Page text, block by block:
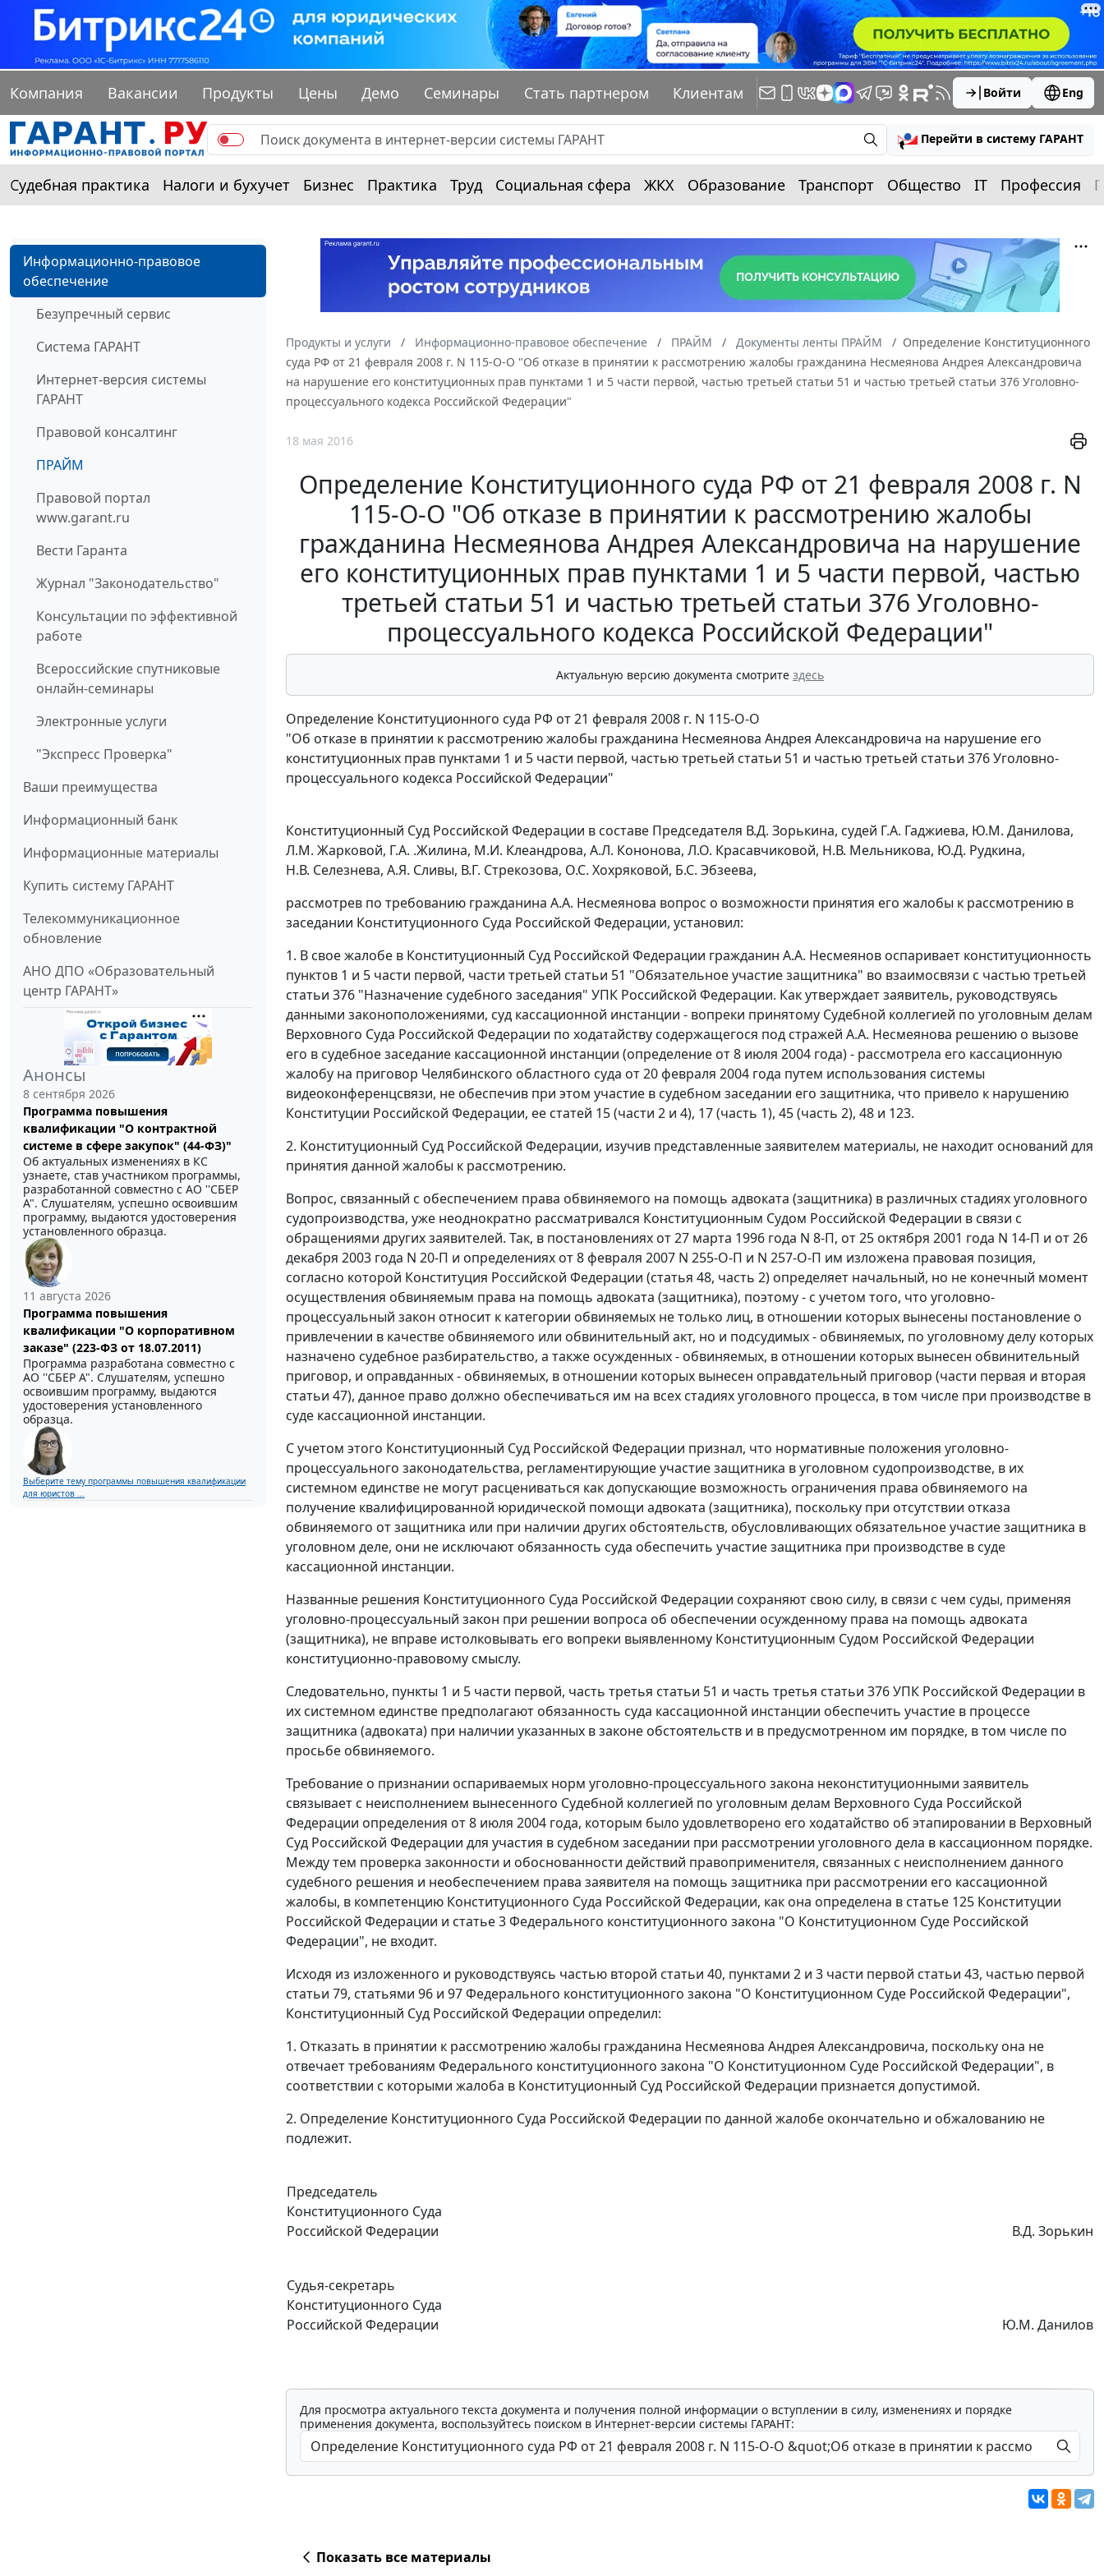
Компания Вакансии Продукты Цены Демо Семинары Стать партнером Клиентам Войти Eng
Перейти в систему ГАРАНТ
Судебная практика Налоги и бухучет Бизнес Практика Труд Социальная сфера ЖКХ Образование Транспорт Общество IT Профессия
Информационно-правовое
обеспечение
Безупречный сервис
Система ГАРАНТ
Интернет-версия системы
ГАРАНТ
Правовой консалтинг
ПРАЙМ
Правовой портал
www.garant.ru
Вести Гаранта
Журнал "Законодательство"
Консультации по эффективной
работе
Всероссийские спутниковые
онлайн-семинары
Электронные услуги
"Экспресс Проверка"
Ваши преимущества
Информационный банк
Информационные материалы
Купить систему ГАРАНТ
Телекоммуникационное
обновление
АНО ДПО «Образовательный
центр ГАРАНТ»
Анонсы
8 сентября 2026
Программа повышения
квалификации "О контрактной
системе в сфере закупок" (44-ФЗ)"
Об актуальных изменениях в КС
узнаете, став участником программы,
разработанной совместно с АО ''СБЕР
А". Слушателям, успешно освоившим
программу, выдаются удостоверения
установленного образца.
11 августа 2026
Программа повышения
квалификации "О корпоративном
заказе" (223-ФЗ от 18.07.2011)
Программа разработана совместно с
АО ''СБЕР А". Слушателям, успешно
освоившим программу, выдаются
удостоверения установленного
образца.
Выберите тему программы повышения квалификации
для юристов ...
Продукты и услуги Информационно-правовое обеспечение ПРАЙМ Документы ленты ПРАЙМ
Определение Конституционного
суда РФ от 21 февраля 2008 г. N 115-О-О "Об отказе в принятии к рассмотрению жалобы гражданина Несмеянова Андрея Александровича
на нарушение его конституционных прав пунктами 1 и 5 части первой, частью третьей статьи 51 и частью третьей статьи 376 Уголовно-
процессуального кодекса Российской Федерации"
18 мая 2016
Определение Конституционного суда РФ от 21 февраля 2008 г. N
115-О-О "Об отказе в принятии к рассмотрению жалобы
гражданина Несмеянова Андрея Александровича на нарушение
его конституционных прав пунктами 1 и 5 части первой, частью
третьей статьи 51 и частью третьей статьи 376 Уголовно-
процессуального кодекса Российской Федерации"
Актуальную версию документа смотрите здесь
Определение Конституционного суда РФ от 21 февраля 2008 г. N 115-О-О
"Об отказе в принятии к рассмотрению жалобы гражданина Несмеянова Андрея Александровича на нарушение его
конституционных прав пунктами 1 и 5 части первой, частью третьей статьи 51 и частью третьей статьи 376 Уголовно-
процессуального кодекса Российской Федерации"
Конституционный Суд Российской Федерации в составе Председателя В.Д. Зорькина, судей Г.А. Гаджиева, Ю.М. Данилова,
Л.М. Жарковой, Г.А. .Жилина, М.И. Клеандрова, А.Л. Кононова, Л.О. Красавчиковой, Н.В. Мельникова, Ю.Д. Рудкина,
Н.В. Селезнева, А.Я. Сливы, В.Г. Стрекозова, О.С. Хохряковой, Б.С. Эбзеева,
рассмотрев по требованию гражданина А.А. Несмеянова вопрос о возможности принятия его жалобы к рассмотрению в
заседании Конституционного Суда Российской Федерации, установил:
1. В свое жалобе в Конституционный Суд Российской Федерации гражданин А.А. Несмеянов оспаривает конституционность
пунктов 1 и 5 части первой, части третьей статьи 51 "Обязательное участие защитника" во взаимосвязи с частью третьей
статьи 376 "Назначение судебного заседания" УПК Российской Федерации. Как утверждает заявитель, руководствуясь
данными законоположениями, суд кассационной инстанции - вопреки принятому Судебной коллегией по уголовным делам
Верховного Суда Российской Федерации по ходатайству содержащегося под стражей А.А. Несмеянова решению о вызове
его в судебное заседание кассационной инстанции (определение от 8 июля 2004 года) - рассмотрела его кассационную
жалобу на приговор Челябинского областного суда от 20 февраля 2004 года путем использования системы
видеоконференцсвязи, не обеспечив при этом участие в судебном заседании его защитника, что привело к нарушению
Конституции Российской Федерации, ее статей 15 (части 2 и 4), 17 (часть 1), 45 (часть 2), 48 и 123.
2. Конституционный Суд Российской Федерации, изучив представленные заявителем материалы, не находит оснований для
принятия данной жалобы к рассмотрению.
Вопрос, связанный с обеспечением права обвиняемого на помощь адвоката (защитника) в различных стадиях уголовного
судопроизводства, уже неоднократно рассматривался Конституционным Судом Российской Федерации в связи с
обращениями других заявителей. Так, в постановлениях от 27 марта 1996 года N 8-П, от 25 октября 2001 года N 14-П и от 26
декабря 2003 года N 20-П и определениях от 8 февраля 2007 N 255-О-П и N 257-О-П им изложена правовая позиция,
согласно которой Конституция Российской Федерации (статья 48, часть 2) определяет начальный, но не конечный момент
осуществления обвиняемым права на помощь адвоката (защитника), поэтому - с учетом того, что уголовно-
процессуальный закон относит к категории обвиняемых не только лиц, в отношении которых вынесены постановление о
привлечении в качестве обвиняемого или обвинительный акт, но и подсудимых - обвиняемых, по уголовному делу которых
назначено судебное разбирательство, а также осужденных - обвиняемых, в отношении которых вынесен обвинительный
приговор, и оправданных - обвиняемых, в отношении которых вынесен оправдательный приговор (части первая и вторая
статьи 47), данное право должно обеспечиваться им на всех стадиях уголовного процесса, в том числе при производстве в
суде кассационной инстанции.
С учетом этого Конституционный Суд Российской Федерации признал, что нормативные положения уголовно-
процессуального законодательства, регламентирующие участие защитника в уголовном судопроизводстве, в их
системном единстве не могут расцениваться как допускающие возможность ограничения права обвиняемого на
получение квалифицированной юридической помощи адвоката (защитника), поскольку при отсутствии отказа
обвиняемого от защитника или при наличии других обстоятельств, обусловливающих обязательное участие защитника в
уголовном деле, они не исключают обязанность суда обеспечить участие защитника при производстве в суде
кассационной инстанции.
Названные решения Конституционного Суда Российской Федерации сохраняют свою силу, в связи с чем суды, применяя
уголовно-процессуальный закон при решении вопроса об обеспечении осужденному права на помощь адвоката
(защитника), не вправе истолковывать его вопреки выявленному Конституционным Судом Российской Федерации
конституционно-правовому смыслу.
Следовательно, пункты 1 и 5 части первой, часть третья статьи 51 и часть третья статьи 376УПК Российской Федерации в
их системном единстве предполагают обязанность суда кассационной инстанции обеспечить участие в процессе
защитника (адвоката) при наличии указанных в законе обстоятельств и в предусмотренном им порядке, в том числе по
просьбе обвиняемого.
Требование о признании оспариваемых норм уголовно-процессуального закона неконституционными заявитель
связывает с неисполнением вынесенного Судебной коллегией по уголовным делам Верховного Суда Российской
Федерации определения от 8 июля 2004 года, которым было удовлетворено его ходатайство об этапировании в Верховный
Суд Российской Федерации для участия в судебном заседании при рассмотрении уголовного дела в кассационном порядке.
Между тем проверка законности и обоснованности действий правоприменителя, связанных с неисполнением данного
судебного решения и необеспечением права заявителя на помощь защитника при рассмотрении его кассационной
жалобы, в компетенцию Конституционного Суда Российской Федерации, как она определена в статье 125 Конституции
Российской Федерации и статье 3Федерального конституционного закона "О Конституционном Суде Российской
Федерации", не входит.
Исходя из изложенного и руководствуясь частью второй статьи 40, пунктами 2 и 3 части первой статьи 43, частью первой
статьи 79, статьями 96 и 97Федерального конституционного закона "О Конституционном Суде Российской Федерации",
Конституционный Суд Российской Федерации определил:
1. Отказать в принятии к рассмотрению жалобы гражданина Несмеянова Андрея Александровича, поскольку она не
отвечает требованиям Федерального конституционного закона "О Конституционном Суде Российской Федерации", в
соответствии с которыми жалоба в Конституционный Суд Российской Федерации признается допустимой.
2. Определение Конституционного Суда Российской Федерации по данной жалобе окончательно и обжалованию не
подлежит.
Председатель
Конституционного Суда
Российской Федерации
В.Д. Зорькин
Судья-секретарь
Конституционного Суда
Российской Федерации
Ю.М. Данилов
Для просмотра актуального текста документа и получения полной информации о вступлении в силу, изменениях и порядке
применения документа, воспользуйтесь поиском в Интернет-версии системы ГАРАНТ:
Показать все материалы